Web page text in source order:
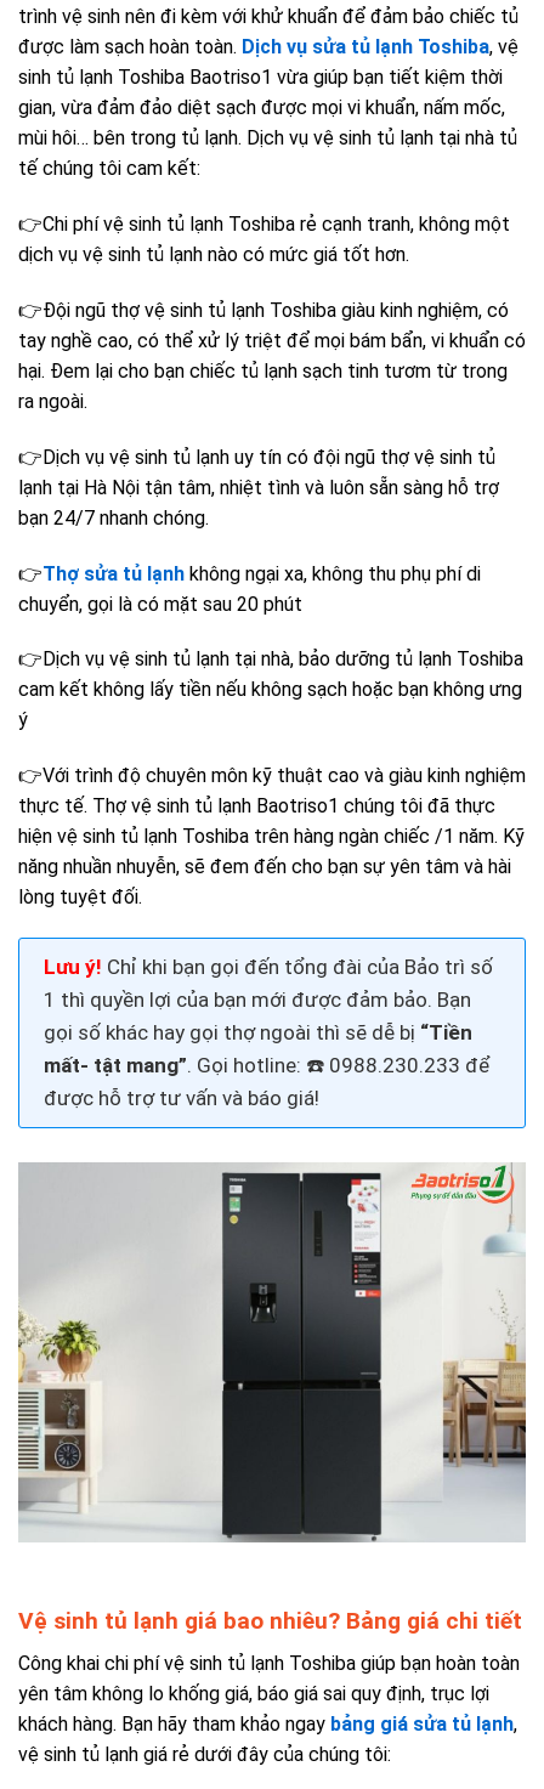
trình vệ sinh nên đi kèm với khử khuẩn để đảm bảo chiếc tủ
được làm sạch hoàn toàn. Dịch vụ sửa tủ lạnh Toshiba, vệ
sinh tủ lạnh Toshiba Baotriso1 vừa giúp bạn tiết kiệm thời
gian, vừa đảm đảo diệt sạch được mọi vi khuẩn, nấm mốc,
mùi hôi… bên trong tủ lạnh. Dịch vụ vệ sinh tủ lạnh tại nhà tủ
tế chúng tôi cam kết:
👉Chi phí vệ sinh tủ lạnh Toshiba rẻ cạnh tranh, không một
dịch vụ vệ sinh tủ lạnh nào có mức giá tốt hơn.
👉Đội ngũ thợ vệ sinh tủ lạnh Toshiba giàu kinh nghiệm, có
tay nghề cao, có thể xử lý triệt để mọi bám bẩn, vi khuẩn có
hại. Đem lại cho bạn chiếc tủ lạnh sạch tinh tươm từ trong
ra ngoài.
👉Dịch vụ vệ sinh tủ lạnh uy tín có đội ngũ thợ vệ sinh tủ
lạnh tại Hà Nội tận tâm, nhiệt tình và luôn sẵn sàng hỗ trợ
bạn 24/7 nhanh chóng.
👉Thợ sửa tủ lạnh không ngại xa, không thu phụ phí di
chuyển, gọi là có mặt sau 20 phút
👉Dịch vụ vệ sinh tủ lạnh tại nhà, bảo dưỡng tủ lạnh Toshiba
cam kết không lấy tiền nếu không sạch hoặc bạn không ưng
ý
👉Với trình độ chuyên môn kỹ thuật cao và giàu kinh nghiệm
thực tế. Thợ vệ sinh tủ lạnh Baotriso1 chúng tôi đã thực
hiện vệ sinh tủ lạnh Toshiba trên hàng ngàn chiếc /1 năm. Kỹ
năng nhuần nhuyễn, sẽ đem đến cho bạn sự yên tâm và hài
lòng tuyệt đối.
Lưu ý! Chỉ khi bạn gọi đến tổng đài của Bảo trì số
1 thì quyền lợi của bạn mới được đảm bảo. Bạn
gọi số khác hay gọi thợ ngoài thì sẽ dễ bị “Tiền
mất- tật mang”. Gọi hotline: ☎️ 0988.230.233 để
được hỗ trợ tư vấn và báo giá!
Vệ sinh tủ lạnh giá bao nhiêu? Bảng giá chi tiết
Công khai chi phí vệ sinh tủ lạnh Toshiba giúp bạn hoàn toàn
yên tâm không lo khống giá, báo giá sai quy định, trục lợi
khách hàng. Bạn hãy tham khảo ngay bảng giá sửa tủ lạnh,
vệ sinh tủ lạnh giá rẻ dưới đây của chúng tôi: